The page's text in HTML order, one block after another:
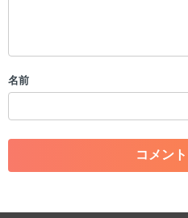
・一度削除された投稿を再び投
・アカウントの売買など金銭
・各ゲームのネタバレを含む内
・その他、管理者が不適切と判
名前